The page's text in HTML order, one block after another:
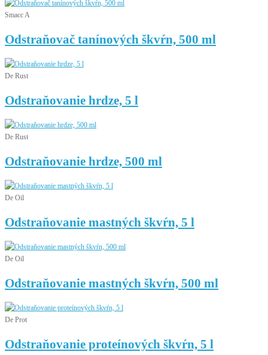
Smacc A
Odstraňovač tanínových škvŕn, 500 ml
De Rust
Odstraňovanie hrdze, 5 l
De Rust
Odstraňovanie hrdze, 500 ml
De Oil
Odstraňovanie mastných škvŕn, 5 l
De Oil
Odstraňovanie mastných škvŕn, 500 ml
De Prot
Odstraňovanie proteínových škvŕn, 5 l